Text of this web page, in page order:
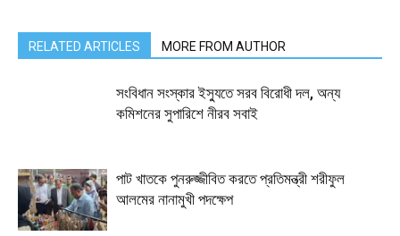
RELATED ARTICLES MORE FROM AUTHOR
সংবিধান সংস্কার ইস্যুতে সরব বিরোধী দল, অন্য
কমিশনের সুপারিশে নীরব সবাই
পাট খাতকে পুনরুজ্জীবিত করতে প্রতিমন্ত্রী শরীফুল
আলমের নানামুখী পদক্ষেপ